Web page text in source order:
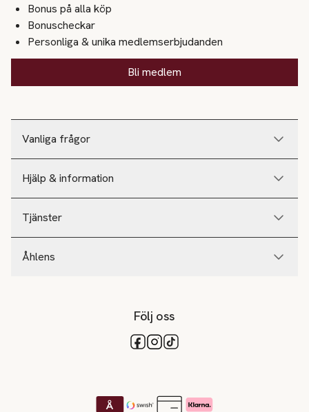
Vanliga frågor
Hjälp & information
Tjänster
Åhlens
Bonus på alla köp
Bonuscheckar
Personliga & unika medlemserbjudanden
Bli medlem
Följ oss